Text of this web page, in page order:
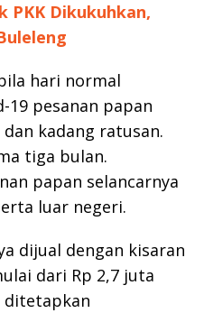
PKK Dikukuhkan,
hari normal
19 pesanan papan
kadang ratusan.
tiga bulan.
papan selancarnya
luar negeri.
dijual dengan kisaran
dari Rp 2,7 juta
ditetapkan